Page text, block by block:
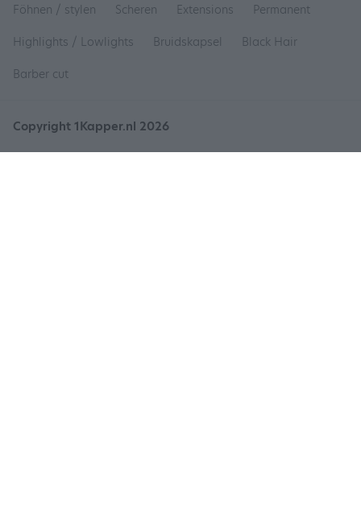
Föhnen / stylen
Scheren Extensions
Permanent
Highlights / Lowlights
Bruidskapsel
Black Hair
Barber cut
Copyright 1Kapper.nl 2026